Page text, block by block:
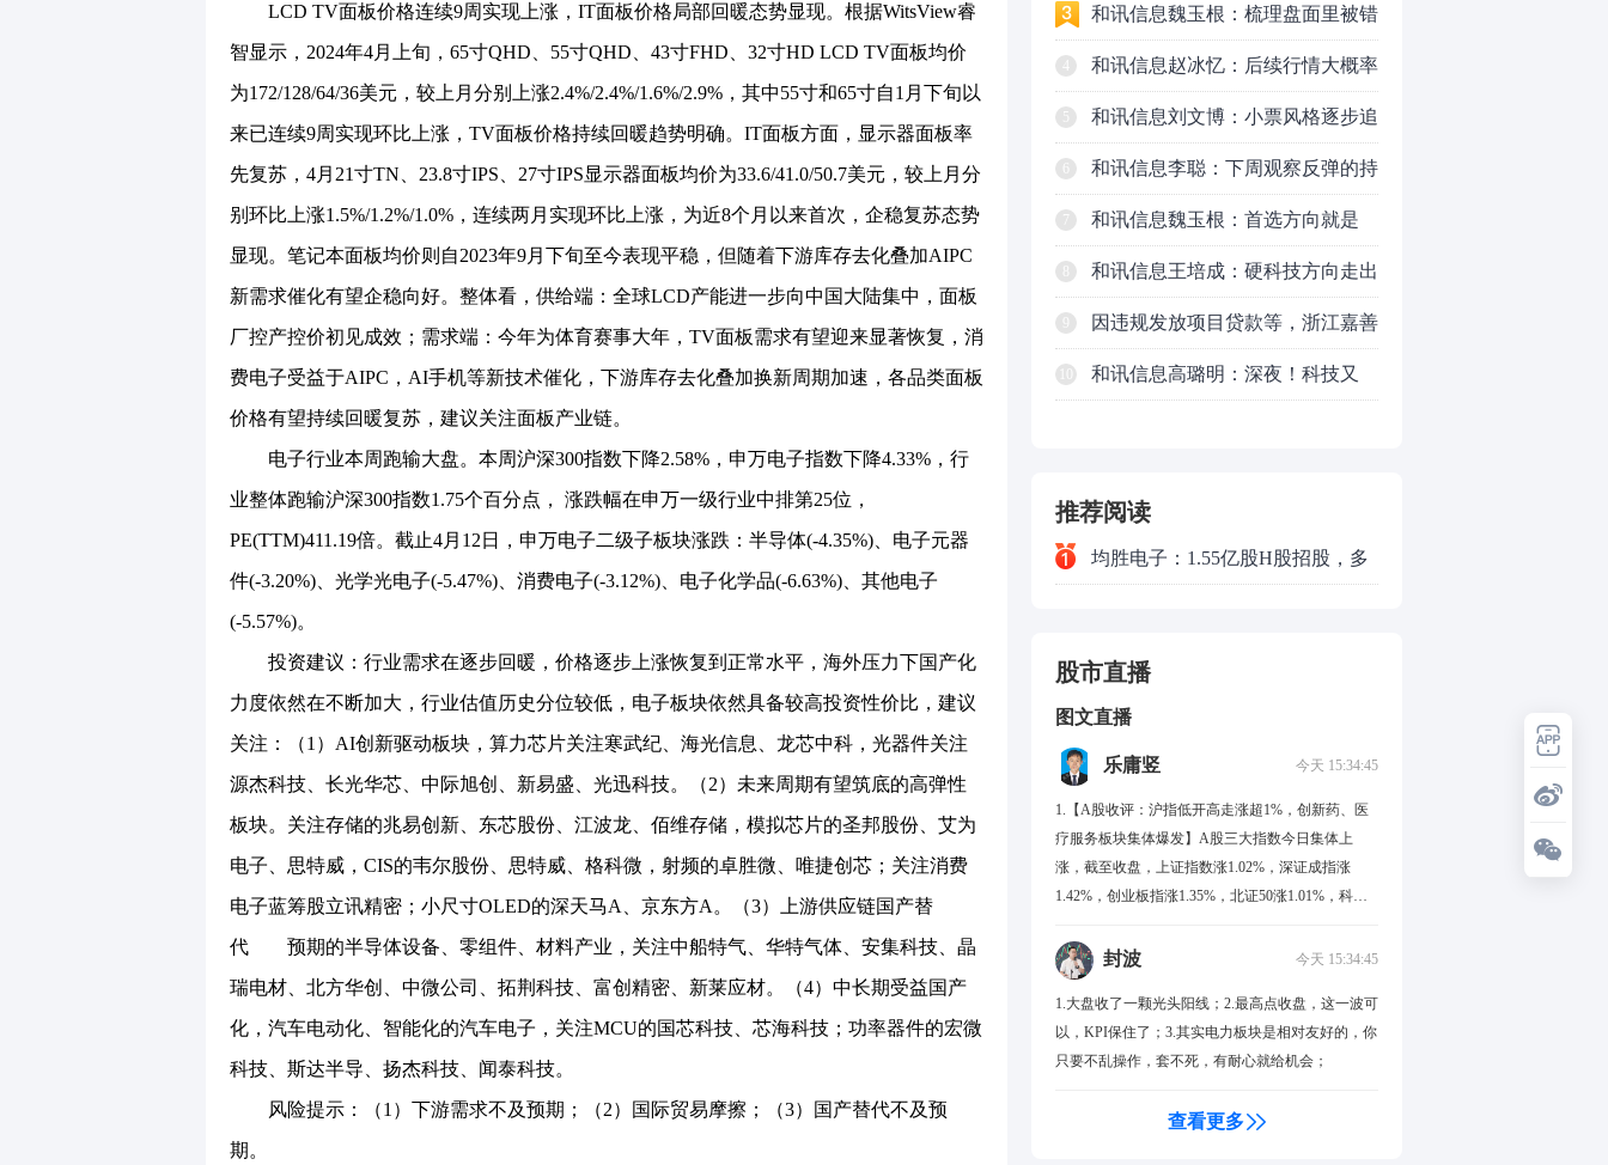
LCD TV面板价格连续9周实现上涨，IT面板价格局部回暖态势显现。根据WitsView睿
智显示，2024年4月上旬，65寸QHD、55寸QHD、43寸FHD、32寸HD LCD TV面板均价
为172/128/64/36美元，较上月分别上涨2.4%/2.4%/1.6%/2.9%，其中55寸和65寸自1月下旬以
来已连续9周实现环比上涨，TV面板价格持续回暖趋势明确。IT面板方面，显示器面板率
先复苏，4月21寸TN、23.8寸IPS、27寸IPS显示器面板均价为33.6/41.0/50.7美元，较上月分
别环比上涨1.5%/1.2%/1.0%，连续两月实现环比上涨，为近8个月以来首次，企稳复苏态势
显现。笔记本面板均价则自2023年9月下旬至今表现平稳，但随着下游库存去化叠加AIPC
新需求催化有望企稳向好。整体看，供给端：全球LCD产能进一步向中国大陆集中，面板
厂控产控价初见成效；需求端：今年为体育赛事大年，TV面板需求有望迎来显著恢复，消
费电子受益于AIPC，AI手机等新技术催化，下游库存去化叠加换新周期加速，各品类面板
价格有望持续回暖复苏，建议关注面板产业链。
电子行业本周跑输大盘。本周沪深300指数下降2.58%，申万电子指数下降4.33%，行
业整体跑输沪深300指数1.75个百分点， 涨跌幅在申万一级行业中排第25位，
PE(TTM)411.19倍。截止4月12日，申万电子二级子板块涨跌：半导体(-4.35%)、电子元器
件(-3.20%)、光学光电子(-5.47%)、消费电子(-3.12%)、电子化学品(-6.63%)、其他电子
(-5.57%)。
投资建议：行业需求在逐步回暖，价格逐步上涨恢复到正常水平，海外压力下国产化
力度依然在不断加大，行业估值历史分位较低，电子板块依然具备较高投资性价比，建议
关注：（1）AI创新驱动板块，算力芯片关注寒武纪、海光信息、龙芯中科，光器件关注
源杰科技、长光华芯、中际旭创、新易盛、光迅科技。（2）未来周期有望筑底的高弹性
板块。关注存储的兆易创新、东芯股份、江波龙、佰维存储，模拟芯片的圣邦股份、艾为
电子、思特威，CIS的韦尔股份、思特威、格科微，射频的卓胜微、唯捷创芯；关注消费
电子蓝筹股立讯精密；小尺寸OLED的深天马A、京东方A。（3）上游供应链国产替
代 预期的半导体设备、零组件、材料产业，关注中船特气、华特气体、安集科技、晶
瑞电材、北方华创、中微公司、拓荆科技、富创精密、新莱应材。（4）中长期受益国产
化，汽车电动化、智能化的汽车电子，关注MCU的国芯科技、芯海科技；功率器件的宏微
科技、斯达半导、扬杰科技、闻泰科技。
风险提示：（1）下游需求不及预期；（2）国际贸易摩擦；（3）国产替代不及预
期。
机会
和讯信息魏玉根：梳理盘面里被错
杀的品种
4 和讯信息赵冰忆：后续行情大概率
会以高频震荡作为主要运行形式
5 和讯信息刘文博：小票风格逐步追
上了大票上涨节奏
和讯信息李聪：下周观察反弹的持
续时长、最终反弹高度
7 和讯信息魏玉根：首选方向就是
PCB
和讯信息王培成：硬科技方向走出
了一波力度较强的反弹
9 因违规发放项目贷款等，浙江嘉善
农村商业银行股份有限公司被罚款
和讯信息高璐明：深夜！科技又
推荐阅读
均胜电子：1.55亿股H股招股，多
股市直播
图文直播
乐庸竖 今天 15:34:45
1.【A股收评：沪指低开高走涨超1%，创新药、医
疗服务板块集体爆发】A股三大指数今日集体上
涨，截至收盘，上证指数涨1.02%，深证成指涨
1.42%，创业板指涨1.35%，北证50涨1.01%，科创
放量1359亿元，全市场超2800只个股上涨。板块题
材上，医疗服务、元件、创新药、PCB概念、电子
化学品板块涨幅居前；数字货币、软件开发、游
戏、数据安全、移动支付板块跌幅居前。盘面上，
创新药板块低开高走，持续爆发，博腾股份、百普
停，药石科技、皓元医药、华兰医药等十余股涨超
封波 今天 15:34:45
1.大盘收了一颗光头阳线；2.最高点收盘，这一波可
以，KPI保住了；3.其实电力板块是相对友好的，你
只要不乱操作，套不死，有耐心就给机会；
查看更多